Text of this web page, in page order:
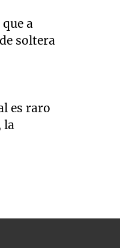
a
soltera
es raro
la